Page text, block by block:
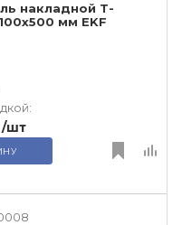
накладной Т-
мм EKF
/шт